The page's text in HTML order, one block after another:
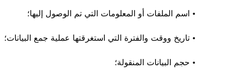
• اسم الملفات أو المعلومات التي تم الوصول إليها؛
• تاريخ ووقت والفترة التي استغرقتها عملية جمع البيانات؛
• حجم البيانات المنقولة؛